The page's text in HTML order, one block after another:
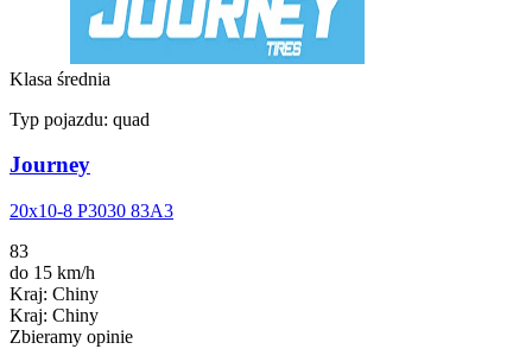
Klasa średnia
Typ pojazdu: quad
Journey
20x10-8 P3030 83A3
83
do 15 km/h
Kraj: Chiny
Kraj: Chiny
Zbieramy opinie